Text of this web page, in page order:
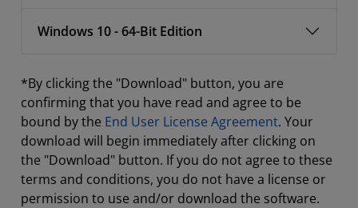
Windows 10 - 64-Bit Edition
*By clicking the "Download" button, you are
confirming that you have read and agree to be
bound by the End User License Agreement. Your
download will begin immediately after clicking on
the "Download" button. If you do not agree to these
terms and conditions, you do not have a license or
permission to use and/or download the software.